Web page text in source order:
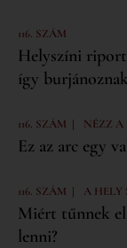
116. SZÁM
Helyszíni
így
116. SZÁM | NÉZZ A
Ez az arc egy
116. SZÁM | A HELY
Miért tűnnek el
lenni?